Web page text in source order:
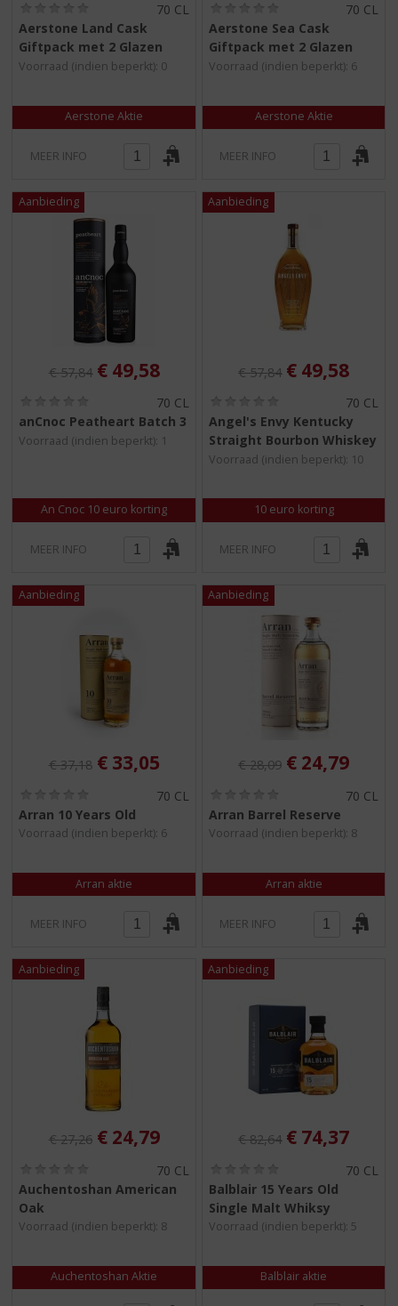
0
,
0
/
70 CL
Aerstone Land Cask
Giftpack met 2 Glazen
Voorraad (indien beperkt): 0
Aerstone Aktie
MEER INFO
0
/
70 CL
Aerstone Sea Cask
Giftpack met 2 Glazen
Voorraad (indien beperkt): 6
Aerstone Aktie
MEER INFO
Originele prijs was:
€57,84 , Huidige prijs is:
€ 49,58
,
0
70 CL
anCnoc Peatheart Batch 3
Voorraad (indien beperkt): 1
An Cnoc 10 euro korting
MEER INFO
Originele prijs was:
€57,84 , Huidige
€ 49,58
,
0
/
70 CL
Angel's Envy Kentucky
Straight Bourbon Whiskey
Voorraad (indien beperkt): 10
10 euro korting
MEER INFO
Originele prijs was:
€37,18 , Huidige prijs is:
€ 33,05
,
0
70 CL
Arran 10 Years Old
Voorraad (indien beperkt): 6
Arran aktie
MEER INFO
Originele prijs was:
€28,09 , Huidige
€ 24,79
,
0
70 CL
Arran Barrel Reserve
Voorraad (indien beperkt): 8
Arran aktie
MEER INFO
Originele prijs was:
€27,26 , Huidige prijs is:
€ 24,79
,
/
70 CL
Auchentoshan American
Oak
Voorraad (indien beperkt): 8
Auchentoshan Aktie
Originele prijs was:
€82,64 , Huidige
€ 74,37
,
0
/
70 CL
Balblair 15 Years Old
Single Malt Whiksy
Voorraad (indien beperkt): 5
Balblair aktie